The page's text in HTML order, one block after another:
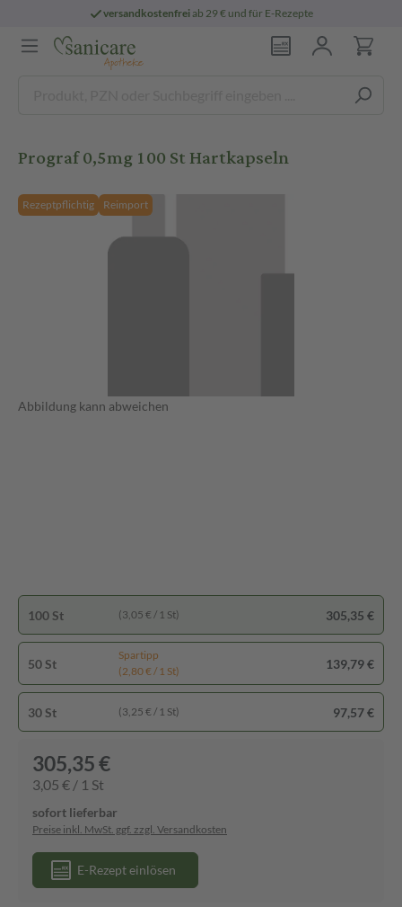
versandkostenfreiab 29 € und für E-Rezepte
Prograf 0,5mg 100 St Hartkapseln
Rezeptpflichtig Reimport
Abbildung kann abweichen
100 St (3,05 € / 1 St) 305,35 €
50 St
Spartipp
(2,80 € / 1 St)
139,79 €
30 St (3,25 € / 1 St) 97,57 €
305,35 €
3,05 € / 1 St
sofort lieferbar
Preise inkl. MwSt. ggf. zzgl. Versandkosten
E-Rezept einlösen